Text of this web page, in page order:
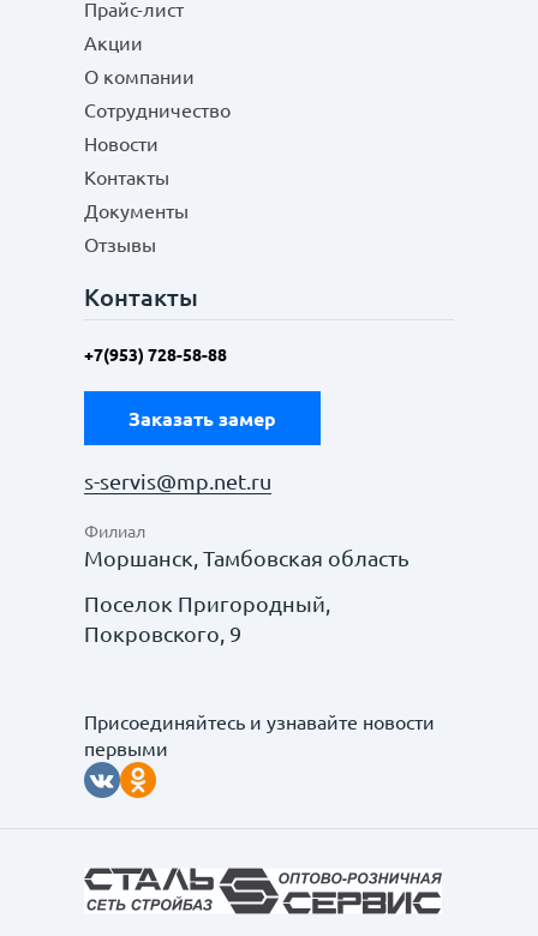
Прайс-лист
Акции
О компании
Сотрудничество
Новости
Контакты
Документы
Отзывы
Контакты
+7(953) 728-58-88
Заказать замер
s-servis@mp.net.ru
Филиал
Моршанск, Тамбовская область
Поселок Пригородный,
Покровского, 9
Присоединяйтесь и узнавайте новости
первыми